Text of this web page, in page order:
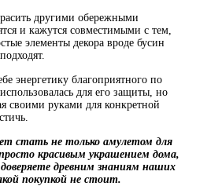
другими обережными
и кажутся совместимыми с тем,
элементы декора вроде бусин
энергетику благоприятного по
для его защиты, но
своими руками для конкретной
стать не только амулетом для
красивым украшением дома,
древним знаниям наших
покупкой не стоит.